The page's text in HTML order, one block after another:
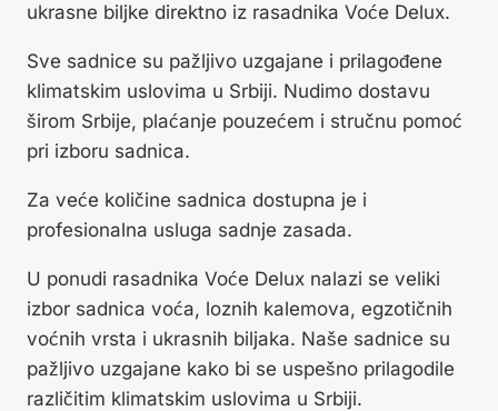
ukrasne biljke direktno iz rasadnika Voće Delux.
Sve sadnice su pažljivo uzgajane i prilagođene
klimatskim uslovima u Srbiji. Nudimo dostavu
širom Srbije, plaćanje pouzećem i stručnu pomoć
pri izboru sadnica.
Za veće količine sadnica dostupna je i
profesionalna usluga sadnje zasada.
U ponudi rasadnika Voće Delux nalazi se veliki
izbor sadnica voća, loznih kalemova, egzotičnih
voćnih vrsta i ukrasnih biljaka. Naše sadnice su
pažljivo uzgajane kako bi se uspešno prilagodile
različitim klimatskim uslovima u Srbiji.